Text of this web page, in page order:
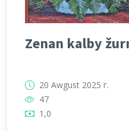
Zenan kalby
20 Awgust 2025 г.
47
1,0